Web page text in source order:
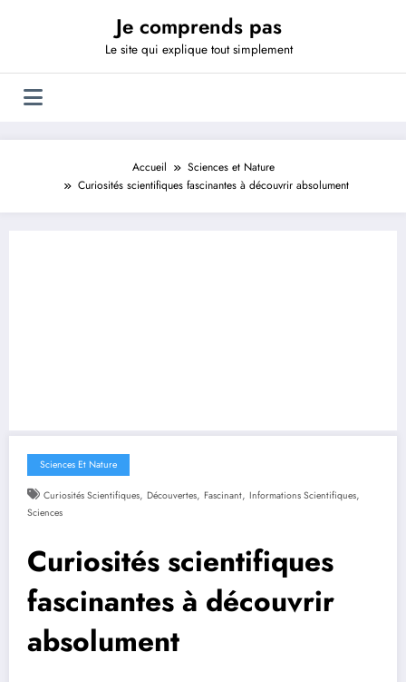
Je comprends pas
Le site qui explique tout simplement
Accueil
Sciences et Nature
Curiosités scientifiques fascinantes à découvrir absolument
Sciences Et Nature
Curiosités Scientifiques, Découvertes, Fascinant, Informations Scientifiques,
Sciences
Curiosités scientifiques
fascinantes à découvrir
absolument